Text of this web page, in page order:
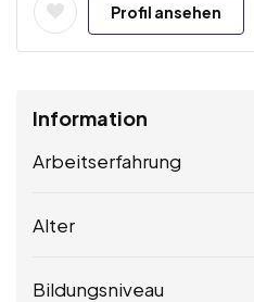
Profil ansehen
Information
Arbeitserfahrung
Alter
Bildungsniveau